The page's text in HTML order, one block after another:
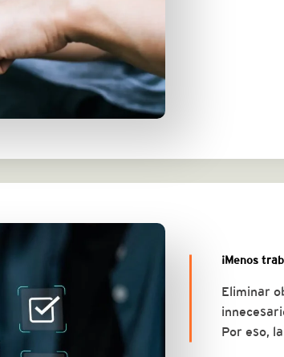
¡Menos
Eliminar
Por eso,